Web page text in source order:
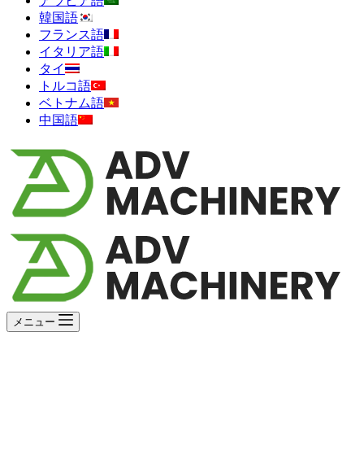
韓国語
フランス語
イタリア語
タイ
トルコ語
ベトナム語
中国語
メニュー